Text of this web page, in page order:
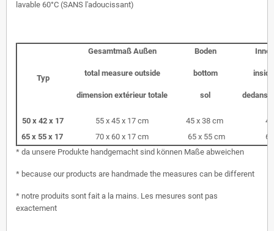
lavable 60°C (SANS l'adoucissant)
Typ
Gesamtmaß Außen
total measure outside
dimension extérieur totale
Boden
bottom
sol dedans
50 x 42 x 17 55 x 45 x 17 cm 45 x 38 cm
65 x 55 x 17
70 x 60 x 17 cm 65 x 55 cm
* da unsere Produkte handgemacht sind können Maße abweichen
* because our products are handmade the measures can be different
* notre produits sont fait a la mains. Les mesures sont pas
exactement